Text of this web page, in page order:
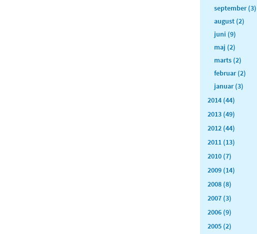
september (3)
august (2)
juni (9)
maj (2)
marts (2)
februar (2)
januar (3)
2014 (44)
2013 (49)
2012 (44)
2011 (13)
2010 (7)
2009 (14)
2008 (8)
2007 (3)
2006 (9)
2005 (2)